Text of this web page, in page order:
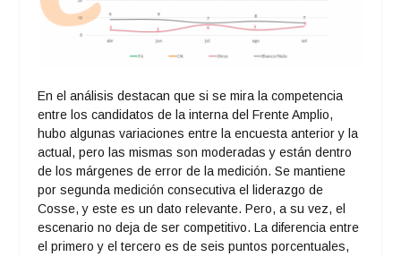
En el análisis destacan que si se mira la competencia
entre los candidatos de la interna del Frente Amplio,
hubo algunas variaciones entre la encuesta anterior y la
actual, pero las mismas son moderadas y están dentro
de los márgenes de error de la medición. Se mantiene
por segunda medición consecutiva el liderazgo de
Cosse, y este es un dato relevante. Pero, a su vez, el
escenario no deja de ser competitivo. La diferencia entre
el primero y el tercero es de seis puntos porcentuales,